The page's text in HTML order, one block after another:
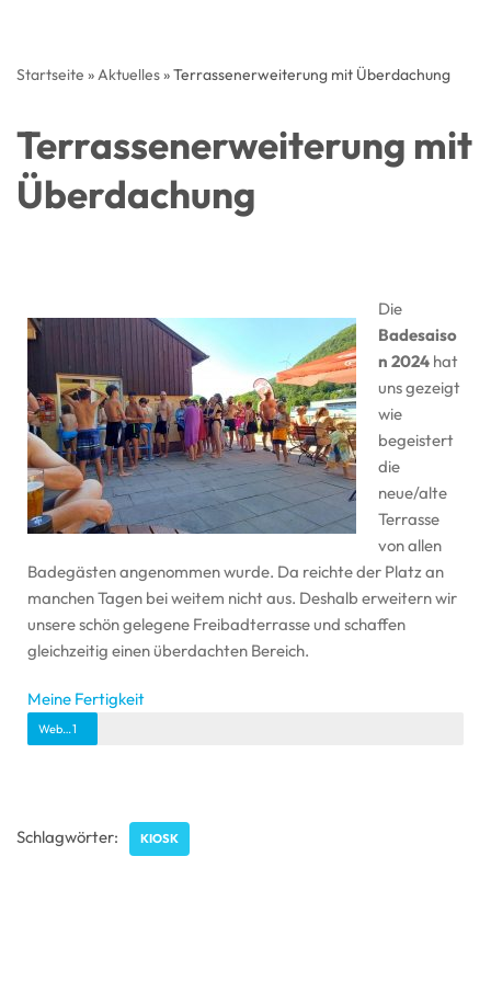
Startseite »Aktuelles»Terrassenerweiterung mit Überdachung
Terrassenerweiterung mit
Überdachung
Die
Badesaiso
n 2024 hat
uns gezeigt
wie
begeistert
die
neue/alte
Terrasse
von allen
Badegästen angenommen wurde. Da reichte der Platz an
manchen Tagen bei weitem nicht aus. Deshalb erweitern wir
unsere schön gelegene Freibadterrasse und schaffen
gleichzeitig einen überdachten Bereich.
Meine Fertigkeit
Webdesigner1
Schlagwörter: KIOSK